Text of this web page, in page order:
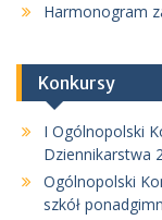
Harmonogram
Konkursy
I Ogólnopolski
Dziennikarstwa
Ogólnopolski
szkół